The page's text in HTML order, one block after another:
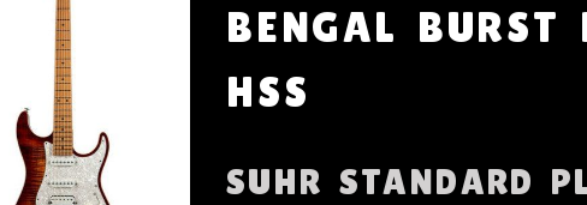
BENGAL BURST
HSS
SUHR STANDARD